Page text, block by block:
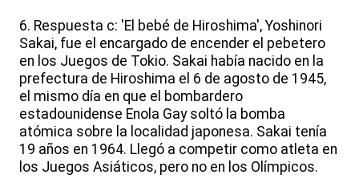
6. Respuesta c: 'El bebé de Hiroshima', Yoshinori
Sakai, fue el encargado de encender el pebetero
en los Juegos de Tokio. Sakai había nacido en la
prefectura de Hiroshima el 6 de agosto de 1945,
el mismo día en que el bombardero
estadounidense Enola Gay soltó la bomba
atómica sobre la localidad japonesa. Sakai tenía
19 años en 1964. Llegó a competir como atleta en
los Juegos Asiáticos, pero no en los Olímpicos.